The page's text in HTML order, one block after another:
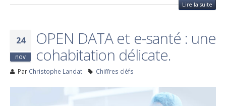
Lire la suite
24
nov
OPEN DATA et e-santé : une
cohabitation délicate.
Par Christophe Landat Chiffres cléfs